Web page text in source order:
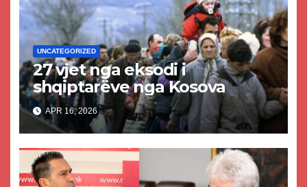
UNCATEGORIZED
27 vjet nga eksodi i
shqiptarëve nga Kosova
APR 16, 2026